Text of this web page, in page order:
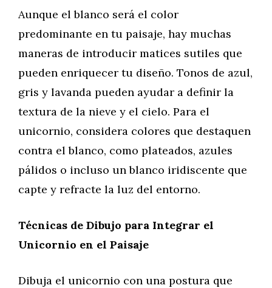
Aunque el blanco será el color
predominante en tu paisaje, hay muchas
maneras de introducir matices sutiles que
pueden enriquecer tu diseño. Tonos de azul,
gris y lavanda pueden ayudar a definir la
textura de la nieve y el cielo. Para el
unicornio, considera colores que destaquen
contra el blanco, como plateados, azules
pálidos o incluso un blanco iridiscente que
capte y refracte la luz del entorno.
Técnicas de Dibujo para Integrar el
Unicornio en el Paisaje
Dibuja el unicornio con una postura que